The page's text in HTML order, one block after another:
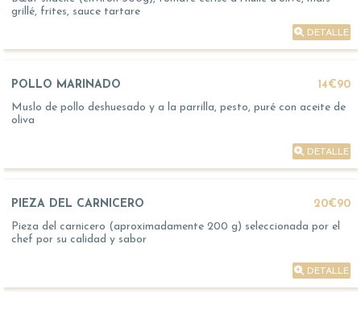
grillé, frites, sauce tartare
DETALLE
POLLO MARINADO
14€90
Muslo de pollo deshuesado y a la parrilla, pesto, puré con aceite de
oliva
DETALLE
PIEZA DEL CARNICERO
20€90
Pieza del carnicero (aproximadamente 200 g) seleccionada por el
chef por su calidad y sabor
DETALLE